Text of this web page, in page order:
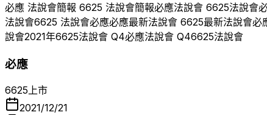
必應 法說會簡報 6625 法說會簡報必應法說會 6625法說會
法說會6625 法說會必應必應最新法說會 6625最新法說會必
說會2021年6625法說會 Q4必應法說會 Q46625法說會
必應
6625上市
2021/12/21